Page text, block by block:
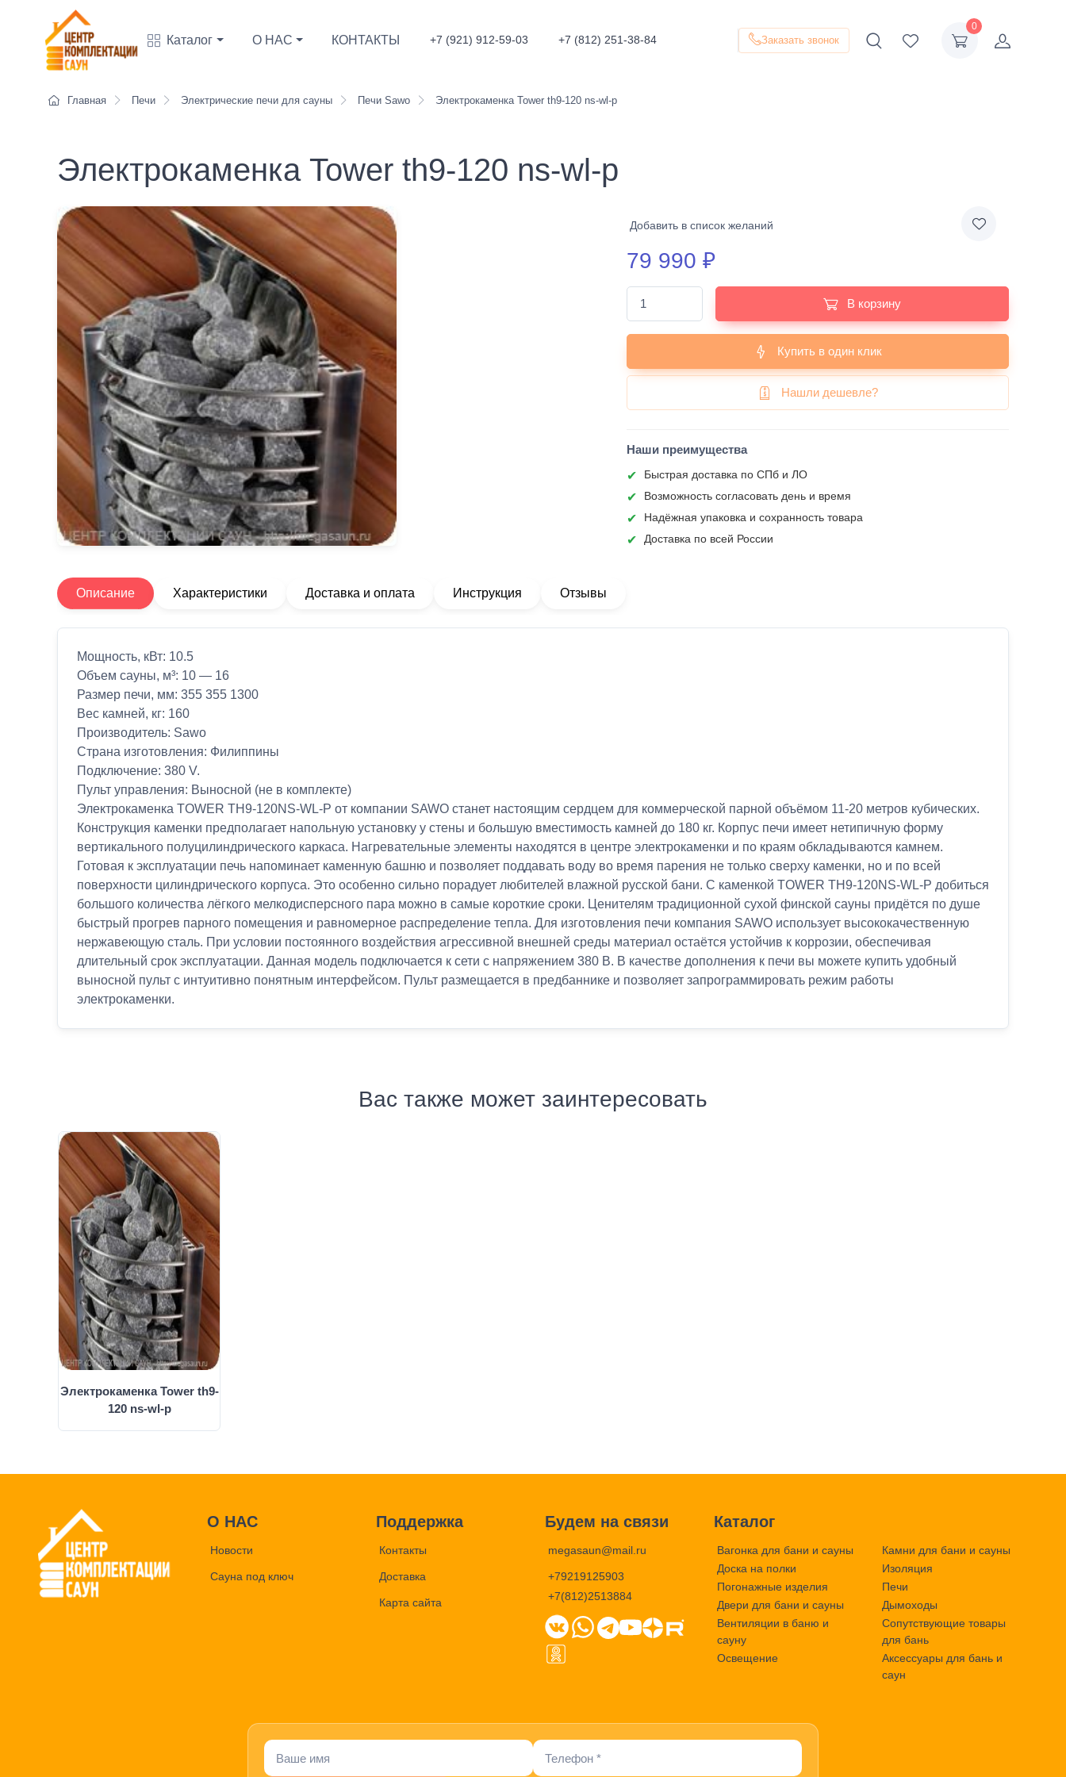
Каталог О НАС КОНТАКТЫ +7 (921) 912-59-03 +7 (812) 251-38-84 Заказать звонок
0
Главная Печи Электрические печи для сауны Печи Sawo Электрокаменка Tower th9-120 ns-wl-p
Электрокаменка Tower th9-120 ns-wl-p
Добавить в список желаний
79 990 ₽
В корзину
Купить в один клик
Нашли дешевле?
Наши преимущества
Быстрая доставка по СПб и ЛО
Возможность согласовать день и время
Надёжная упаковка и сохранность товара
Доставка по всей России
Описание Характеристики Доставка и оплата Инструкция Отзывы
Мощность, кВт: 10.5
Объем сауны, м³: 10 — 16
Размер печи, мм: 355 355 1300
Вес камней, кг: 160
Производитель: Sawo
Страна изготовления: Филиппины
Подключение: 380 V.
Пульт управления: Выносной (не в комплекте)
Электрокаменка TOWER TH9-120NS-WL-P от компании SAWO станет настоящим сердцем для коммерческой парной объёмом 11-20 метров кубических.
Конструкция каменки предполагает напольную установку у стены и большую вместимость камней до 180 кг. Корпус печи имеет нетипичную форму
вертикального полуцилиндрического каркаса. Нагревательные элементы находятся в центре электрокаменки и по краям обкладываются камнем.
Готовая к эксплуатации печь напоминает каменную башню и позволяет поддавать воду во время парения не только сверху каменки, но и по всей
поверхности цилиндрического корпуса. Это особенно сильно порадует любителей влажной русской бани. С каменкой TOWER TH9-120NS-WL-P добиться
большого количества лёгкого мелкодисперсного пара можно в самые короткие сроки. Ценителям традиционной сухой финской сауны придётся по душе
быстрый прогрев парного помещения и равномерное распределение тепла. Для изготовления печи компания SAWO использует высококачественную
нержавеющую сталь. При условии постоянного воздействия агрессивной внешней среды материал остаётся устойчив к коррозии, обеспечивая
длительный срок эксплуатации. Данная модель подключается к сети с напряжением 380 В. В качестве дополнения к печи вы можете купить удобный
выносной пульт с интуитивно понятным интерфейсом. Пульт размещается в предбаннике и позволяет запрограммировать режим работы
электрокаменки.
Вас также может заинтересовать
Электрокаменка Tower th9-
120 ns-wl-p
О НАС
Новости
Сауна под ключ
Поддержка
Контакты
Доставка
Карта сайта
Будем на связи
megasaun@mail.ru
+79219125903
+7(812)2513884
Каталог
Вагонка для бани и сауны
Доска на полки
Погонажные изделия
Двери для бани и сауны
Вентиляции в баню и
сауну
Освещение
Камни для бани и сауны
Изоляция
Печи
Дымоходы
Сопутствующие товары
для бань
Аксессуары для бань и
саун